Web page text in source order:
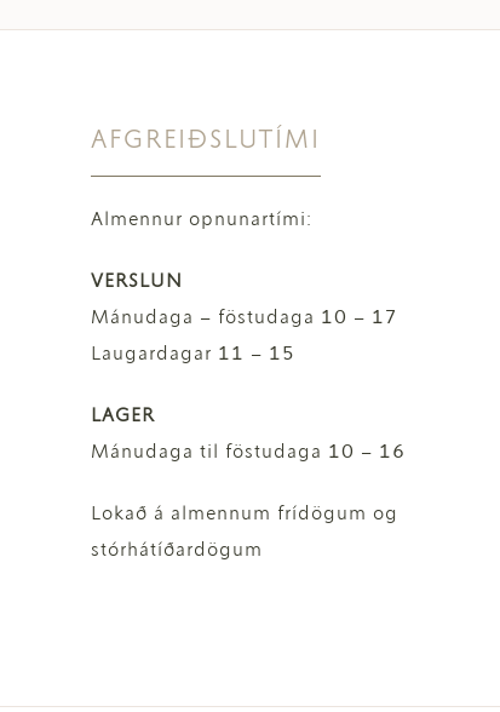
AFGREIÐSLUTÍMI
Almennur opnunartími:
VERSLUN
Mánudaga – föstudaga 10 – 17
Laugardagar 11 – 15
LAGER
Mánudaga til föstudaga 10 – 16
Lokað á almennum frídögum og
stórhátíðardögum